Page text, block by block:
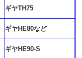
ギヤTH75
ギヤHE80など
ギヤHE90-S